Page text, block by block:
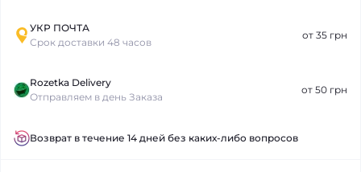
УКР ПОЧТА
Срок доставки 48 часов
от 35 грн
Rozetka Delivery
Отправляем в день Заказа
от 50 грн
Возврат в течение 14 дней без каких-либо вопросов